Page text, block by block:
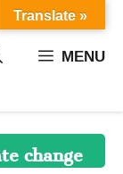
MENU
change
Translate »